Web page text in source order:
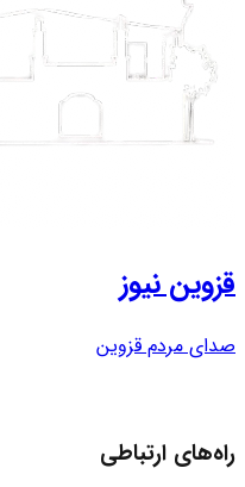
قزوین نیوز
صدای مردم قزوین
راه‌های ارتباطی